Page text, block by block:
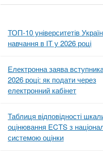
ТОП-10 університетів
навчання в ІТ у 2026 році
Електронна заява
2026 році: як подати через
електронний кабінет
Таблиця відповідності
оцінювання ECTS з
системою оцінки